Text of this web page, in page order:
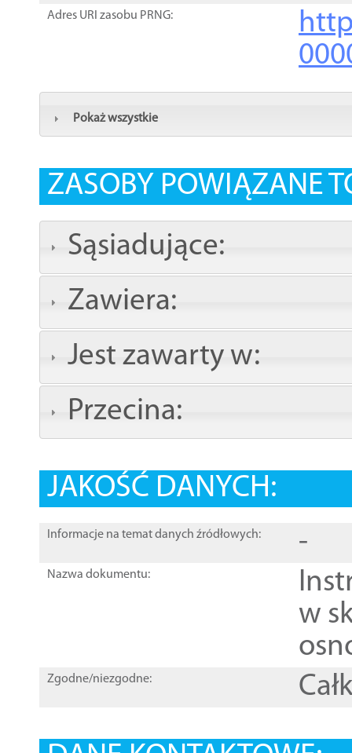
Adres URI zasobu PRNG:
Pokaż wszystkie
ZASOBY POWIĄZANE
Sąsiadujące:
Zawiera:
Jest zawarty w:
Przecina:
JAKOŚĆ DANYCH:
Informacje na temat danych źródłowych: -
Nazwa dokumentu:
w
Zgodne/niezgodne: